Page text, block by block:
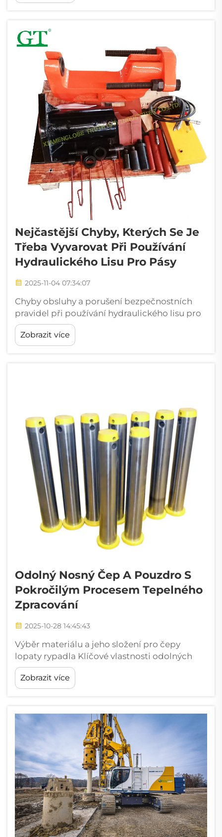
Staromódní razící systémy často selhávají bez
Nejčastější Chyby, Kterých Se Je
Třeba Vyvarovat Při Používání
Hydraulického Lisu Pro Pásy
2025-11-04 07:34:07
Chyby obsluhy a porušení bezpečnostních
pravidel při používání hydraulického lisu pro
pásy Běžné mezery v školení obsluhy vedoucí
k lidským chybám Většina úrazů spojených s
hydraulickými lisy pro pásy ve skutečnosti
Zobrazit více
Odolný Nosný Čep A Pouzdro S
Pokročilým Procesem Tepelného
Zpracování
2025-10-28 14:45:43
Výběr materiálu a jeho složení pro čepy
lopaty rypadla Klíčové vlastnosti odolných
materiálů v aplikacích čepů lopaty rypadla
Odolné čepy lopaty rypadla musí splňovat tři
základní mechanická kritéria: Tvrdost (55–60
Zobrazit více